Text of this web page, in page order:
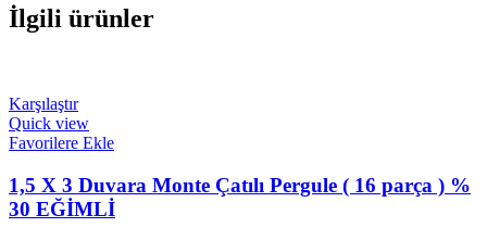
İlgili ürünler
Karşılaştır
Quick view
Favorilere Ekle
1,5 X 3 Duvara Monte Çatılı Pergule ( 16 parça ) %
30 EĞİMLİ